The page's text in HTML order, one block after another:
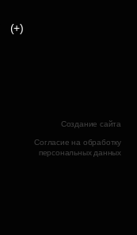
(+)
Согласие на обработку
персональных данных
Создание сайта